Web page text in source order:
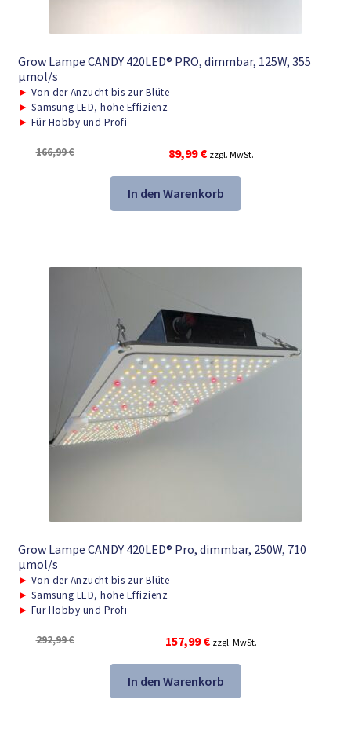
Grow Lampe CANDY 420LED® PRO, dimmbar, 125W, 355
μmol/s
► Von der Anzucht bis zur Blüte
► Samsung LED, hohe Effizienz
► Für Hobby und Profi
166,99€
Ursprünglicher
war:
166,99 €
89,99€Aktueller
ist:
89,99 €.
zzgl. MwSt.
In den Warenkorb
Grow Lampe CANDY 420LED® Pro, dimmbar, 250W, 710
μmol/s
► Von der Anzucht bis zur Blüte
► Samsung LED, hohe Effizienz
► Für Hobby und Profi
292,99€
Ursprünglicher
war:
292,99 €
157,99€Aktueller
ist:
157,99 €.
zzgl. MwSt.
In den Warenkorb